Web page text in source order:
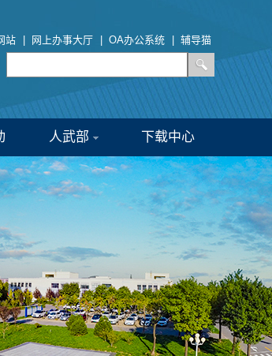
站 网上办事大厅 OA办公系统 辅导猫
人武部 下载中心